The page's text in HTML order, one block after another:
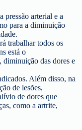
arterial e a
para a diminuição
trabalhar todos os
está o
diminuição das dores e
Além disso, na
de lesões,
de dores que
como a artrite,